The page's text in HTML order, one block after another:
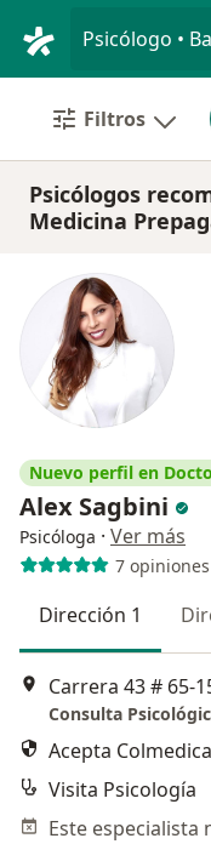
Psicólogo •
Filtros
Psicólogos
Medicina
Nuevo perfil en
Alex Sagbini
Psicóloga · Ver más
7 opiniones
Dirección 1
Carrera 43 # 65-
Acepta
Visita Psicología